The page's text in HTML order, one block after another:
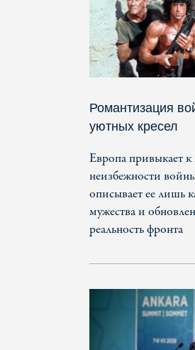
Романтизация
уютных кресел
Европа привыкает
неизбежности
описывает ее лишь
мужества и
реальность фронта